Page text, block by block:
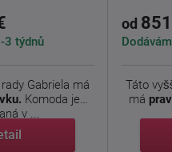
3 týdnů
Gabriela má
Komoda je
v ...
od
Táto
má